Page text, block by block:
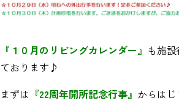
『１０月のリビングカレンダー』 も施
ております♪
まずは 『22周年開所記念行事』 からはじ